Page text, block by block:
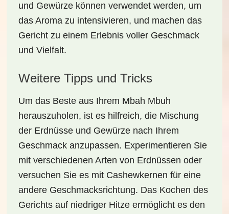
und Gewürze können verwendet werden, um
das Aroma zu intensivieren, und machen das
Gericht zu einem Erlebnis voller Geschmack
und Vielfalt.
Weitere Tipps und Tricks
Um das Beste aus Ihrem Mbah Mbuh
herauszuholen, ist es hilfreich, die Mischung
der Erdnüsse und Gewürze nach Ihrem
Geschmack anzupassen. Experimentieren Sie
mit verschiedenen Arten von Erdnüssen oder
versuchen Sie es mit Cashewkernen für eine
andere Geschmacksrichtung. Das Kochen des
Gerichts auf niedriger Hitze ermöglicht es den